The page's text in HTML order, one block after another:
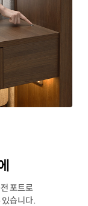
포트로
있습니다.